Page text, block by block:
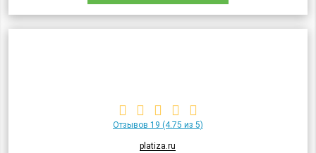
Отзывов 19 (4.75 из 5)
platiza.ru